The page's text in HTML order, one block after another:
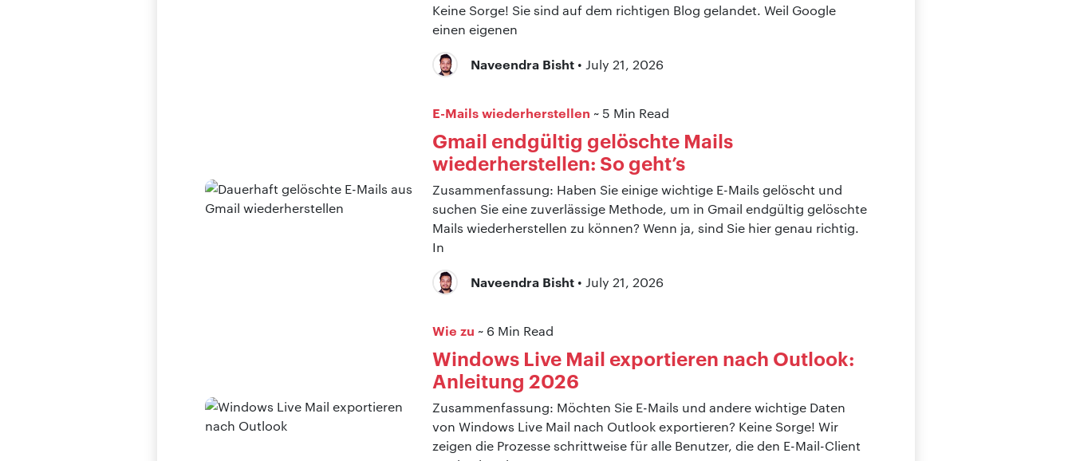
Keine Sorge! Sie sind auf dem richtigen Blog gelandet. Weil Google
einen eigenen
Naveendra Bisht• July 21, 2026
E-Mails wiederherstellen ~ 5 Min Read
Gmail endgültig gelöschte Mails
wiederherstellen: So geht’s
Zusammenfassung: Haben Sie einige wichtige E-Mails gelöscht und
suchen Sie eine zuverlässige Methode, um in Gmail endgültig gelöschte
Mails wiederherstellen zu können? Wenn ja, sind Sie hier genau richtig.
In
Naveendra Bisht• July 21, 2026
Wie zu ~ 6 Min Read
Windows Live Mail exportieren nach Outlook:
Anleitung 2026
Zusammenfassung: Möchten Sie E-Mails und andere wichtige Daten
von Windows Live Mail nach Outlook exportieren? Keine Sorge! Wir
zeigen die Prozesse schrittweise für alle Benutzer, die den E-Mail-Client